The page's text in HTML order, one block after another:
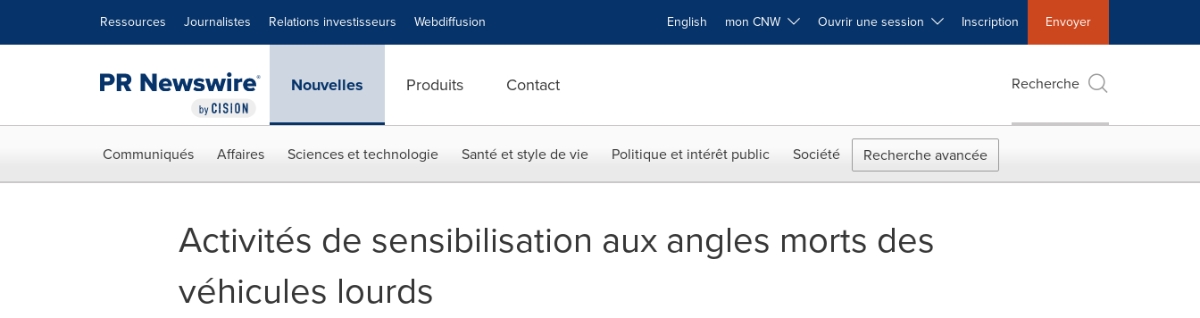
Ressources Journalistes Relations investisseurs Webdiffusion English mon CNW Ouvrir une session Inscription Envoyer
Nouvelles Produits Contact Recherche
Communiqués Affaires Sciences et technologie Santé et style de vie Politique et intérêt public Société Recherche avancée
Activités de sensibilisation aux angles morts des
véhicules lourds